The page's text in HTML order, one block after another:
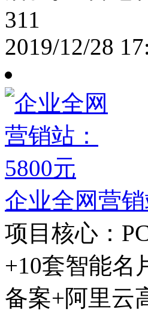
311
2019/12/28
企业全网营
项目核心：
+10套智能名
备案+阿里云